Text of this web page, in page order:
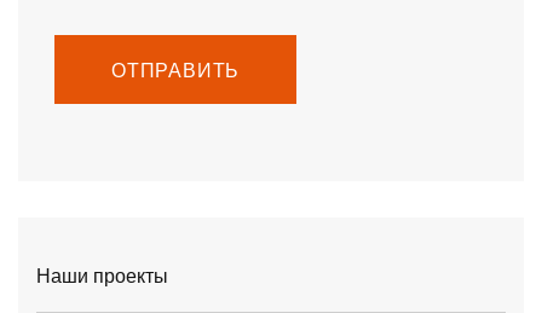
ОТПРАВИТЬ
Наши проекты